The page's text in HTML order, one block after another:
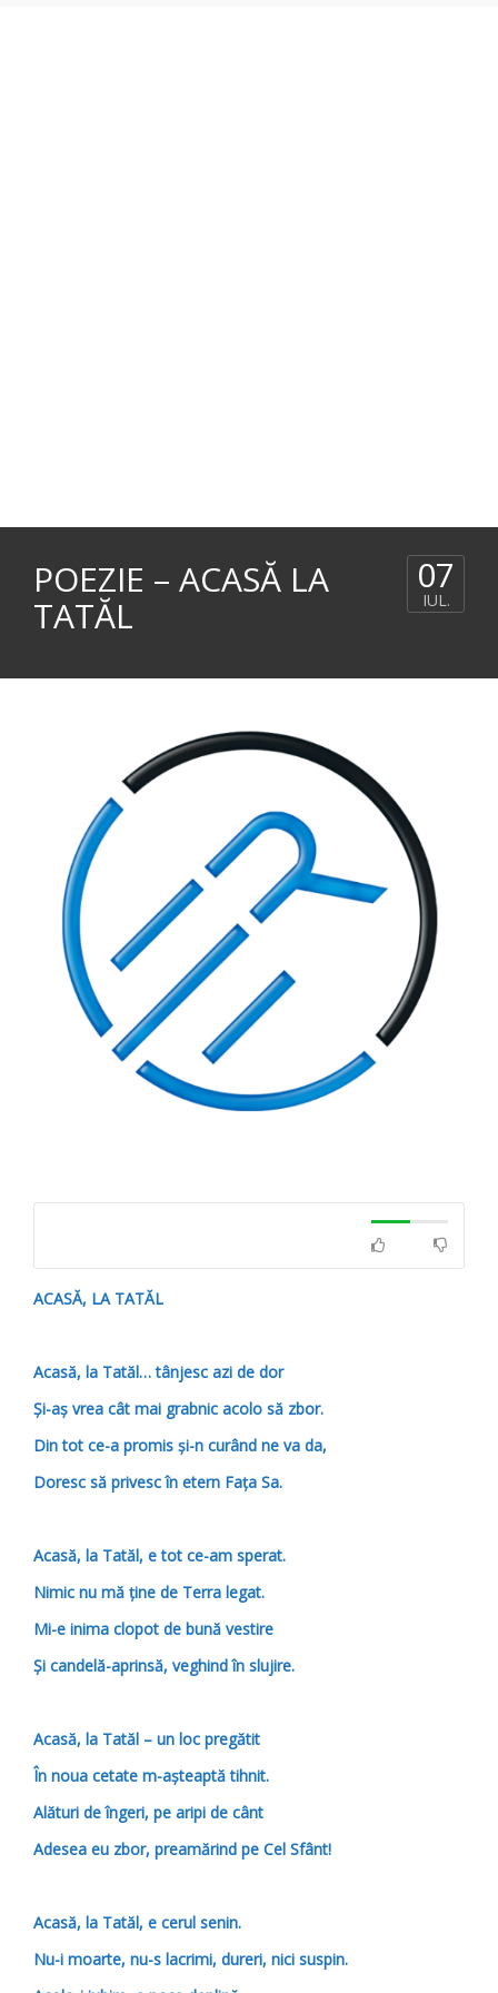
POEZIE – ACASĂ LA
TATĂL
07
IUL.
ACASĂ, LA TATĂL
Acasă, la Tatăl… tânjesc azi de dor
Şi-aş vrea cât mai grabnic acolo să zbor.
Din tot ce-a promis şi-n curând ne va da,
Doresc să privesc în etern Faţa Sa.
Acasă, la Tatăl, e tot ce-am sperat.
Nimic nu mă ţine de Terra legat.
Mi-e inima clopot de bună vestire
Şi candelă-aprinsă, veghind în slujire.
Acasă, la Tatăl – un loc pregătit
În noua cetate m-aşteaptă tihnit.
Alături de îngeri, pe aripi de cânt
Adesea eu zbor, preamărind pe Cel Sfânt!
Acasă, la Tatăl, e cerul senin.
Nu-i moarte, nu-s lacrimi, dureri, nici suspin.